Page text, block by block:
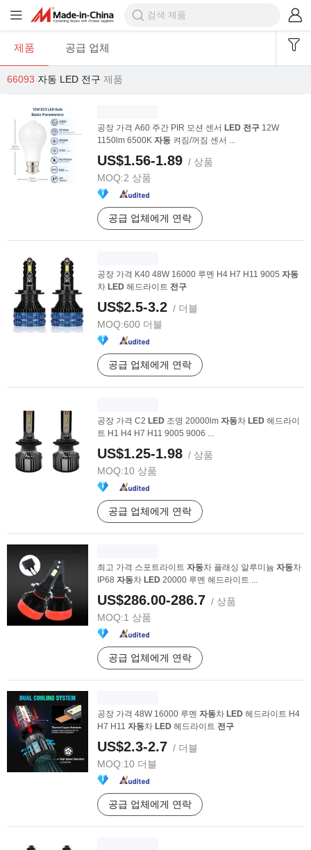
제품 공급 업체
66093 자동 LED 전구 제품
공장 가격 A60 주간 PIR 모션 센서 LED 전구 12W
1150lm 6500K 자동 켜짐/꺼짐 센서 ...
US$1.56-1.89 / 상품
MOQ:2 상품
공급 업체에게 연락
공장 가격 K40 48W 16000 루멘 H4 H7 H11 9005 자동
차 LED 헤드라이트 전구
US$2.5-3.2 / 더블
MOQ:600 더블
공급 업체에게 연락
공장 가격 C2 LED 조명 20000lm 자동차 LED 헤드라이
트 H1 H4 H7 H11 9005 9006 ...
US$1.25-1.98 / 상품
MOQ:10 상품
공급 업체에게 연락
최고 가격 스포트라이트 자동차 플래싱 알루미늄 자동차
IP68 자동차 LED 20000 루멘 헤드라이트 ...
US$286.00-286.7 / 상품
MOQ:1 상품
공급 업체에게 연락
공장 가격 48W 16000 루멘 자동차 LED 헤드라이트 H4
H7 H11 자동차 LED 헤드라이트 전구
US$2.3-2.7 / 더블
MOQ:10 더블
공급 업체에게 연락